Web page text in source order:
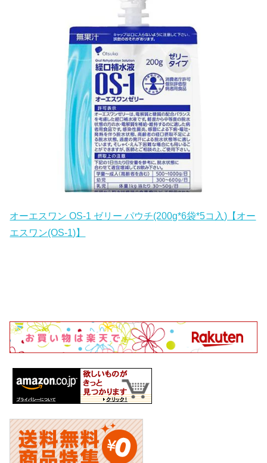
オーエスワン OS-1 ゼリー パウチ(200g*6袋*5コ入)【オー
エスワン(OS-1)】